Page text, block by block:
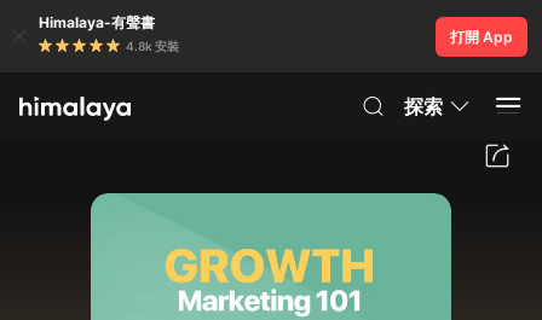
Himalaya-有聲書
4.8k 安裝
打開 App
探索